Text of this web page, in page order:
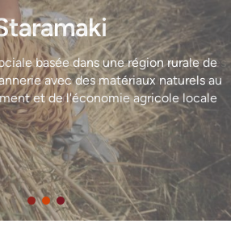
basée dans une région rurale de
avec des matériaux naturels au
et de l'économie agricole locale